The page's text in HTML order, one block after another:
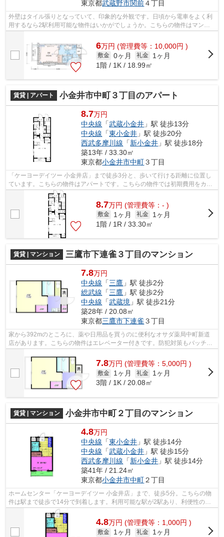
東京都武蔵野市関前４丁目
外壁はタイル張りとなっていて、印象的な外観です。日頃から電車をよく利
用するなら2駅利用可能な物件はいかがでしょうか。こちらの物件はマンシ
6万円 (管理費等：10,000円 )
敷金 0ヶ月 礼金
1ヶ月
1階 / 1K / 18.99㎡
賃貸 | アパート 小金井市中町３丁目のアパート
8.7万円
中央線 「武蔵小金井 」駅 徒歩13分
中央線 「東小金井 」駅 徒歩20分
西武多摩川線 「新小金井 」駅 徒歩18分
築13年 / 33.30㎡
東京都小金井市中町３丁目
「ケーヨーデイツー 小金井店」まで徒歩3分と、歩いて行ける距離に位置し
ています。こちらの物件はアパートです。こちらの物件では初期費用をカー
ドでお支払いいただけます。徒歩13分...
8.7万円 (管理費等：- )
敷金 1ヶ月 礼金
1ヶ月
1階 / 1R / 33.30㎡
賃貸 | マンション 三鷹市下連雀３丁目のマンション
7.8万円
中央線 「三鷹 」駅 徒歩2分
総武線 「三鷹 」駅 徒歩2分
中央線 「武蔵境 」駅 徒歩21分
築28年 / 20.08㎡
東京都三鷹市下連雀 ３丁目
家から392mのところに、薬や日用品を買うのに便利なオサダ薬局中町新道
店があります。こちらの物件はエレベーター付きです。防犯対策もバッチリ
7.8万円 (管理費等：5,000円 )
敷金 1ヶ月 礼金
1ヶ月
3階 / 1K / 20.08㎡
賃貸 | マンション 小金井市中町２丁目のマンション
4.8万円
中央線 「東小金井 」駅 徒歩14分
中央線 「武蔵小金井 」駅 徒歩15分
西武多摩川線 「新小金井 」駅 徒歩14分
築41年 / 21.24㎡
東京都小金井市中町２丁目
ホームセンター「ケーヨーデイツー 小金井店」まで、徒歩5分。こちらの物
件は駅まで徒歩で14分で到着します。利用可能な駅が2駅あり、利便性の高
い物件です。こちらの物件はマンション...
4.8万円 (管理費等：1,000円 )
敷金 1ヶ月 礼金
1ヶ月